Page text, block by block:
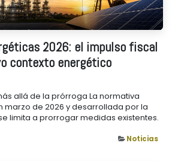
2026: el impulso fiscal
contexto energético
allá de la prórroga La normativa
marzo de 2026 y desarrollada por la
limita a prorrogar medidas existentes.
Noticias